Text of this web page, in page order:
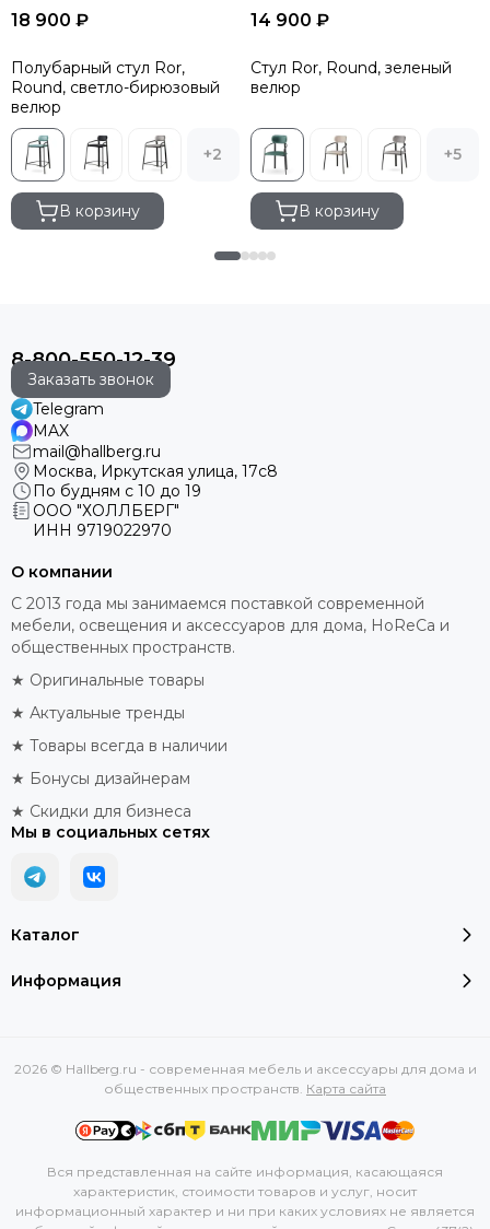
18 900 ₽
Полубарный стул Ror,
Round, светло-бирюзовый
велюр
+2
В корзину
14 900 ₽
Стул Ror, Round, зеленый
велюр
+5
В корзину
8-800-550-12-39
Заказать звонок
Telegram
MAX
mail@hallberg.ru
Москва, Иркутская улица, 17с8
По будням с 10 до 19
ООО "ХОЛЛБЕРГ"
ИНН 9719022970
Каталог
Информация
О компании
С 2013 года мы занимаемся поставкой современной
мебели, освещения и аксессуаров для дома, HoReCa и
общественных пространств.
★ Оригинальные товары
★ Актуальные тренды
★ Товары всегда в наличии
★ Бонусы дизайнерам
★ Скидки для бизнеса
Мы в социальных сетях
2026 © Hallberg.ru - современная мебель и аксессуары для дома и
общественных пространств. Карта сайта
Вся представленная на сайте информация, касающаяся
характеристик, стоимости товаров и услуг, носит
информационный характер и ни при каких условиях не является